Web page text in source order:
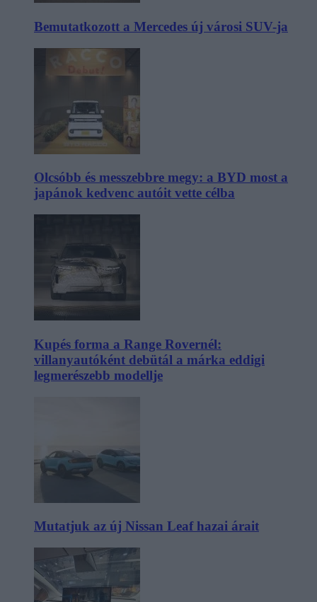
Bemutatkozott a Mercedes új városi SUV-ja
Olcsóbb és messzebbre megy: a BYD most a
japánok kedvenc autóit vette célba
Kupés forma a Range Rovernél:
villanyautóként debütál a márka eddigi
legmerészebb modellje
Mutatjuk az új Nissan Leaf hazai árait